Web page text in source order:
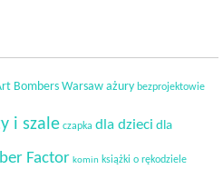
Bombers Warsaw ażury bezprojektowie
i szale czapka dla dzieci dla
Factor komin książki o rękodziele